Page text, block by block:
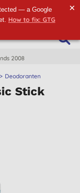
— a Google
How to fix: GTG
✕
2008
Deodoranten
Stick